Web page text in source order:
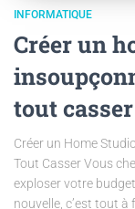
INFORMATIQUE
Créer un
tout casser
Créer un Home
Tout Casser Vous
exploser votre
nouvelle, c’est tout